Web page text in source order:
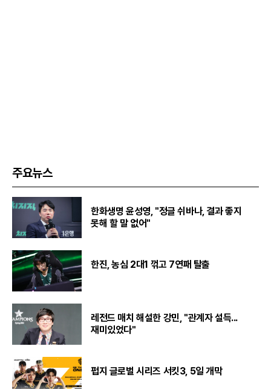
주요뉴스
한화생명 윤성영, "정글 쉬바나, 결과 좋지
못해 할 말 없어"
한진, 농심 2대1 꺾고 7연패 탈출
레전드 매치 해설한 강민, "관계자 설득...
재미있었다"
펍지 글로벌 시리즈 서킷3, 5일 개막